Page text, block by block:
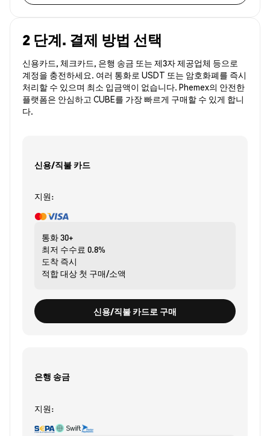
2 단계. 결제 방법 선택
신용카드, 체크카드, 은행 송금 또는 제3자 제공업체 등으로
계정을 충전하세요. 여러 통화로 USDT 또는 암호화폐를 즉시
처리할 수 있으며 최소 입금액이 없습니다. Phemex의 안전한
플랫폼은 안심하고 CUBE를 가장 빠르게 구매할 수 있게 합니
다.
신용/직불 카드
지원:
통화30+
최저 수수료 0.8%
도착 즉시
적합 대상 첫 구매/소액
신용/직불 카드로 구매
은행 송금
지원: